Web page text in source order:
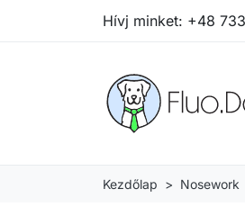
Hívj minket: +48
Kezdőlap Nosework